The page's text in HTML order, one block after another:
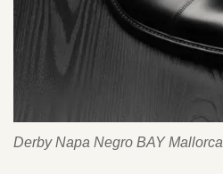
Derby Napa Negro BAY Mallorca